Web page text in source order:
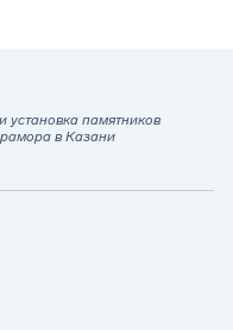
установка памятников
в Казани